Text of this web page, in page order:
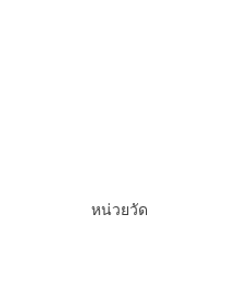
หน่วยวัด